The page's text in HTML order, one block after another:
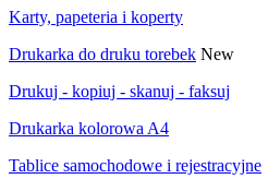
Karty, papeteria i koperty
Drukarka do druku torebek New
Drukuj - kopiuj - skanuj - faksuj
Drukarka kolorowa A4
Tablice samochodowe i rejestracyjne